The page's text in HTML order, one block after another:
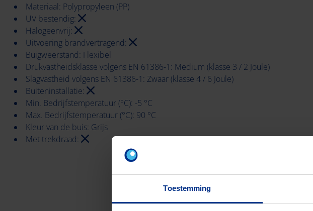
Toestemming
Materiaal: Polypropyleen (PP)
UV bestendig:
Halogeenvrij:
Uitvoering brandvertragend:
Buigweerstand: Flexibel
Drukvastheidsklasse volgens EN 61386-1: Medium (klasse 3 / 2 Joule)
Slagvastheid volgens EN 61386-1: Zwaar (klasse 4 / 6 Joule)
Buiteninstallatie:
Min. Bedrijfstemperatuur (°C): -5 °C
Max. Bedrijfstemperatuur (°C): 90 °C
Kleur van de buis: Grijs
Met trekdraad: